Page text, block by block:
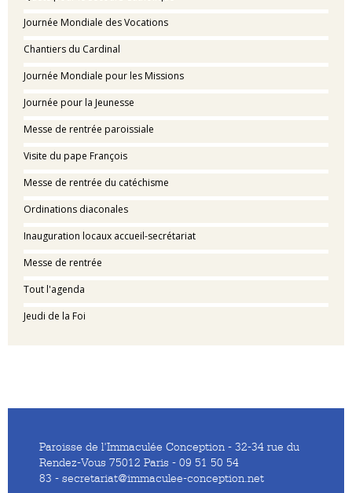
Journée Mondiale des Vocations
Chantiers du Cardinal
Journée Mondiale pour les Missions
Journée pour la Jeunesse
Messe de rentrée paroissiale
Visite du pape François
Messe de rentrée du catéchisme
Ordinations diaconales
Inauguration locaux accueil-secrétariat
Messe de rentrée
Tout l'agenda
Jeudi de la Foi
Paroisse de l'Immaculée Conception - 32-34 rue du
Rendez-Vous 75012 Paris - 09 51 50 54
83 - secretariat@immaculee-conception.net